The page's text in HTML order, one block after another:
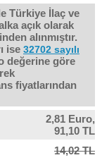
Türkiye İlaç ve
açık olarak
alınmıştır.
ise 32702 sayılı
değerine göre
fiyatlarından
2,81 Euro,
91,10 TL
14,02 TL